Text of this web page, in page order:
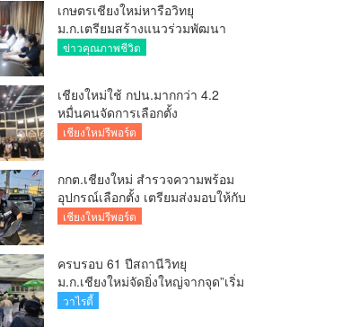
เกษตรเชียงใหม่หารือวิทยุ
ม.ก.เตรียมสร้างแนวร่วมพัฒนา
คุณภาพชีวิตเกษตรกร สื่อสาร
ข่าวคุณภาพชีวิต
เชียงใหม่ใช้ กปน.มากกว่า 4.2
หมื่นคนจัดการเลือกตั้ง
กกต.เชียงใหม่ ร่วมกับ นายอำเภอ
เชียงใหม่รีพอร์ต
กกต.เชียงใหม่ สำรวจความพร้อม
อุปกรณ์เลือกตั้ง เตรียมส่งมอบให้กับ
ทุกหน่วยเลือกตั้งในวันพรุ่งนี้
เชียงใหม่รีพอร์ต
ครบรอบ 61 ปีสถานีวิทยุ
ม.ก.เชียงใหม่จัดยิ่งใหญ่จากจุด”เริ่ม
ต้นจากเสาไม้ไผ่ จนถึงวันที่มี
วาไรตี้